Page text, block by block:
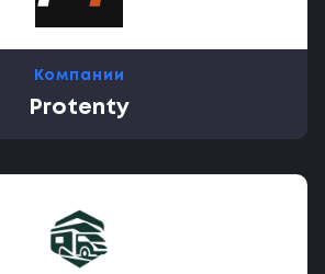
Компании
Protenty